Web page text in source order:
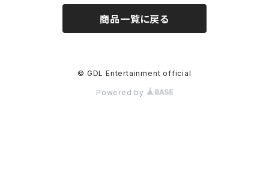
商品一覧に戻る
© GDL Entertainment official
Powered by